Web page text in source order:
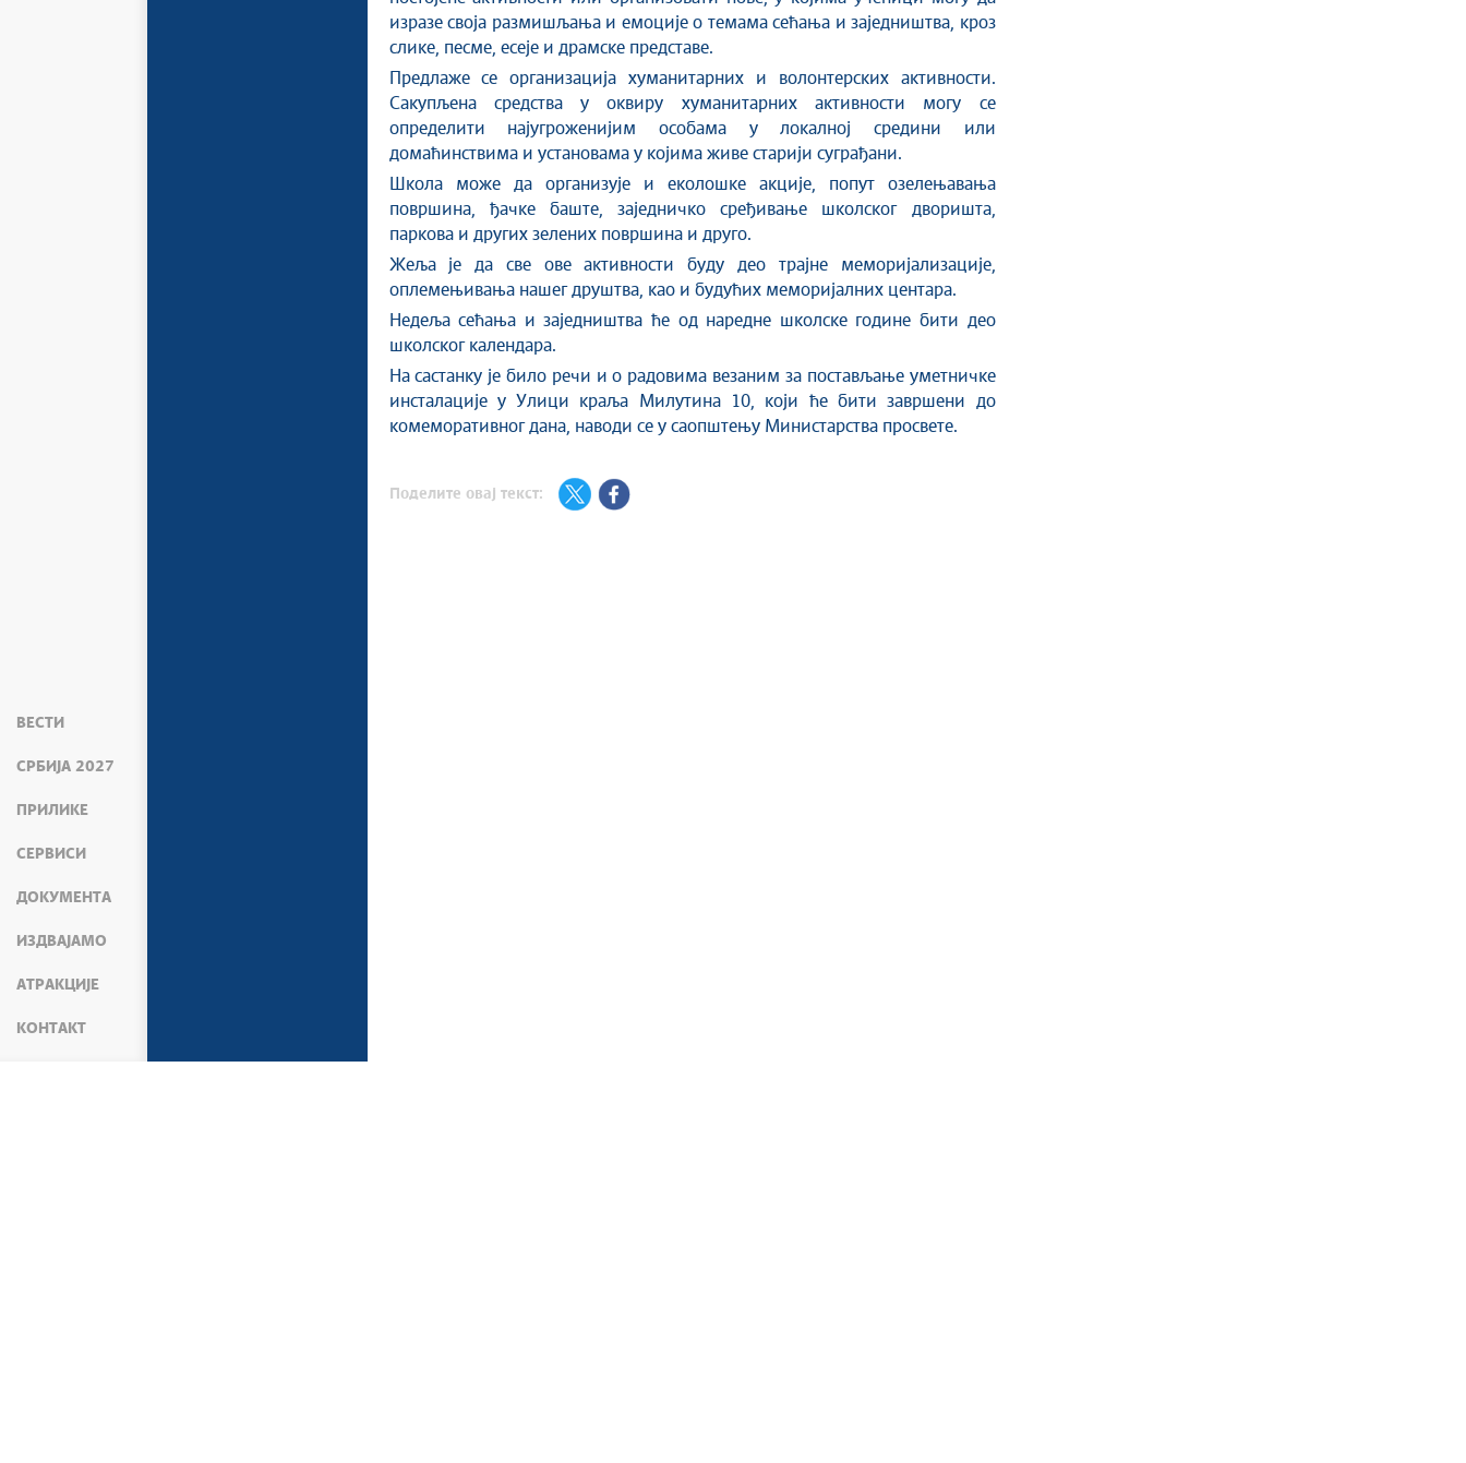
ВЕСТИ
СРБИЈА 2027
ПРИЛИКЕ
СЕРВИСИ
ДОКУМЕНТА
ИЗДВАЈАМО
АТРАКЦИЈЕ
КОНТАКТ
изразе своја размишљања и емоције о темама сећања и заједништва, кроз
слике, песме, есеје и драмске представе.
Предлаже се организација хуманитарних и волонтерских активности.
Сакупљена средства у оквиру хуманитарних активности могу се
определити најугроженијим особама у локалној средини или
домаћинствима и установама у којима живе старији суграђани.
Школа може да организује и еколошке акције, попут озелењавања
површина, ђачке баште, заједничко сређивање школског дворишта,
паркова и других зелених површина и друго.
Жеља је да све ове активности буду део трајне меморијализације,
оплемењивања нашег друштва, као и будућих меморијалних центара.
Недеља сећања и заједништва ће од наредне школске године бити део
школског календара.
На састанку је било речи и о радовима везаним за постављање уметничке
инсталације у Улици краља Милутина 10, који ће бити завршени до
комеморативног дана, наводи се у саопштењу Министарства просвете.
Поделите овај текст: